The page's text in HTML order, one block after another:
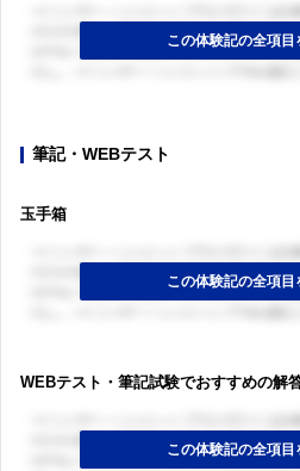
筆記・WEBテスト
玉手箱
WEBテスト・筆記試験でおすすめの解